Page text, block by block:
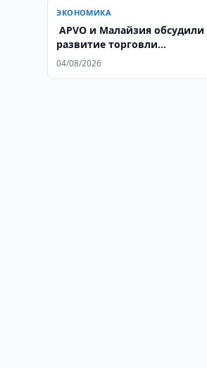
ЭКОНОМИКА
​​​​​​​ APVO и Малайзия обсудили
развитие торговли
растительными маслами
04/08/2026